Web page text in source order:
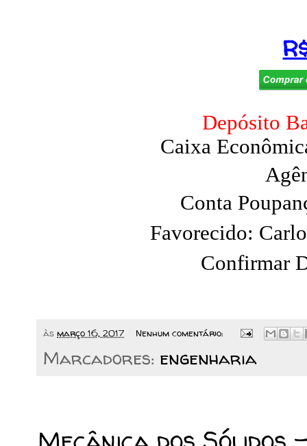
Depósito
Caixa
Conta
Favorecido:
Confirmar
às março 16, 2017 Nenhum comentário:
Marcadores: engenharia